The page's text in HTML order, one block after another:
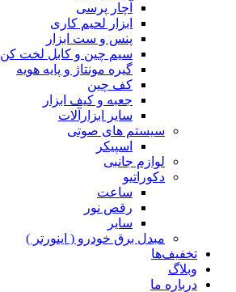
آچار پرسی
ابزار لحیم کاری
پنس و ست ابزار
سیم چین و کابل لخت کن
گیره مونتاژ و پایه هویه
کف چین
جعبه و کیف ابزار
سایر ابزارآلات
سیستم های صوتی
اسپیکر
لوازم جانبی
دکوراتیو
ساعت
رقص نور
سایر
مبدل برق خودرو ( اینورتر )
تخفیف‌ها
وبلاگ
درباره ما